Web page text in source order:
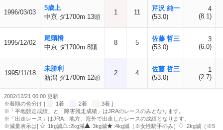
1996/03/03
5歳上
中京 ダ1700m 13頭
1 11
芹沢 純一
(53.0)
4
(8.1)
1995/12/02
尾頭橋
中京 ダ1700m 8頭
8 5
佐藤 哲三
(53.0)
3
(6.0)
1995/11/18
未勝利
新潟 ダ1700m 12頭
2 4
佐藤 哲三
(53.0)
1
(2.7)
2002/12/21 00:00 更新
※着順の色分け [
:1着 :2着
:3着 ]
※「平地競走成績」と「障害競走成績」はJRAのレースのみとなります。
※「出走レース」はJRA、地方、海外で出走したレースの成績となります。
※減量表示は[
:1kg減 :2kg減 :3kg減 :4kg減（※女性騎手のみ）
:2kg減（※5